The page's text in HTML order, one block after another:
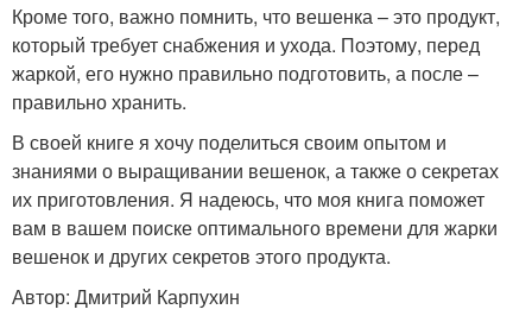
Кроме того, важно помнить, что вешенка – это продукт,
который требует снабжения и ухода. Поэтому, перед
жаркой, его нужно правильно подготовить, а после –
правильно хранить.
В своей книге я хочу поделиться своим опытом и
знаниями о выращивании вешенок, а также о секретах
их приготовления. Я надеюсь, что моя книга поможет
вам в вашем поиске оптимального времени для жарки
вешенок и других секретов этого продукта.
Автор: Дмитрий Карпухин